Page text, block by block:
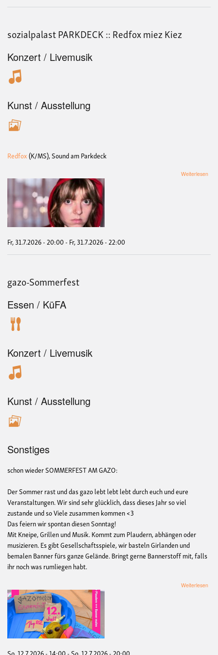
sozialpalast PARKDECK :: Redfox miez Kiez
Konzert / Livemusik
Kunst / Ausstellung
Redfox(K/MS), Sound am Parkdeck
Weiterlesen
Fr, 31.7.2026 - 20:00- Fr, 31.7.2026 - 22:00
gazo-Sommerfest
Essen / KüFA
Konzert / Livemusik
Kunst / Ausstellung
Sonstiges
schon wieder SOMMERFEST AM GAZO:
Der Sommer rast und das gazo lebt lebt lebt durch euch und eure
Veranstaltungen. Wir sind sehr glücklich, dass dieses Jahr so viel
zustande und so Viele zusammen kommen <3
Das feiern wir spontan diesen Sonntag!
Mit Kneipe, Grillen und Musik. Kommt zum Plaudern, abhängen oder
musizieren. Es gibt Gesellschaftsspiele, wir basteln Girlanden und
bemalen Banner fürs ganze Gelände. Bringt gerne Bannerstoff mit, falls
ihr noch was rumliegen habt.
Weiterlesen